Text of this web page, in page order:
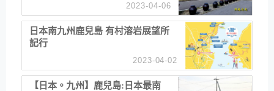
2023-04-06
日本南九州鹿兒島 有村溶岩展望所
記行
2023-04-02
【日本。九州】鹿兒島:日本最南